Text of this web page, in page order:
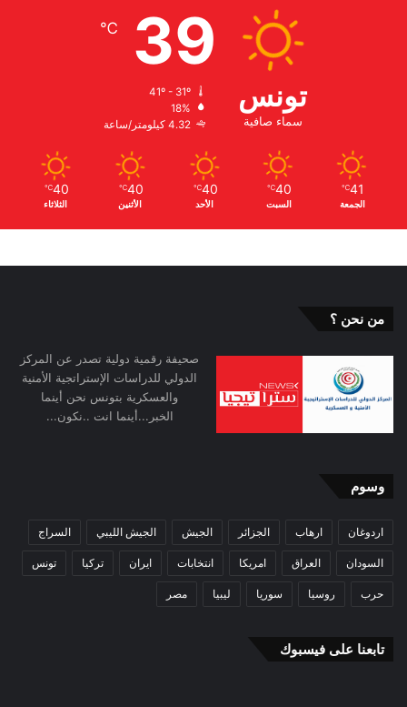
تونس
سماء صافية
39
℃
18%
4.32 كيلومتر/ساعة
41
℃
الجمعة
40
℃
السبت
40
℃
الأحد
40
℃
الأثنين
40
℃
الثلاثاء
من نحن ؟
صحيفة رقمية دولية تصدر عن المركز
الدولي للدراسات الإستراتجية الأمنية
والعسكرية بتونس نحن أينما
الخبر...أينما انت ..نكون...
وسوم
اردوغان ارهاب الجزائر الجيش الجيش الليبي السراج
السودان العراق امريكا انتخابات ايران تركيا تونس
حرب روسيا سوريا ليبيا مصر
تابعنا على فيسبوك